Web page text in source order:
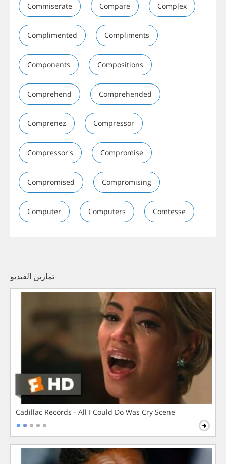
Commiserate Compare Complex
Complimented Compliments
Components Compositions
Comprehend Comprehended
Comprenez Compressor
Compressor's Compromise
Compromised Compromising
Computer Computers Comtesse
تمارين الفيديو
Cadillac Records - All I Could Do Was Cry Scene